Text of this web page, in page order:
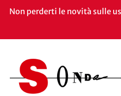
Non perderti le novità sulle